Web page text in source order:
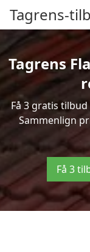
Tagrens-
Tagrens
Få 3 gratis
Sammenlign
Få 3